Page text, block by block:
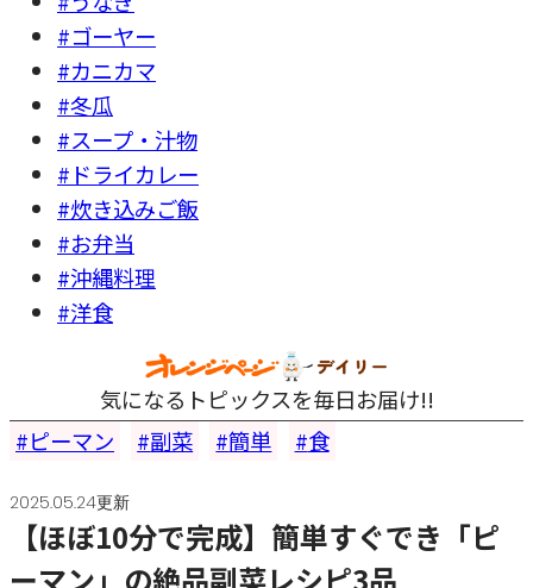
#ゴーヤー
#カニカマ
#冬瓜
#スープ・汁物
#ドライカレー
#炊き込みご飯
#お弁当
#沖縄料理
#洋食
気になるトピックスを毎日お届け!!
ピーマン
副菜 簡単 食
2025.05.24更新
【ほぼ10分で完成】簡単すぐでき「ピ
ーマン」の絶品副菜レシピ3品